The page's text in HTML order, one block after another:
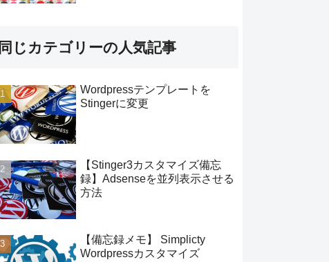
同じカテゴリーの人気記事
Wordpressテンプレートを
Stingerに変更
【Stinger3カスタマイズ備忘
録】Adsenseを並列表示させる
方法
【備忘録メモ】 Simplicty
Wordpressカスタマイズ